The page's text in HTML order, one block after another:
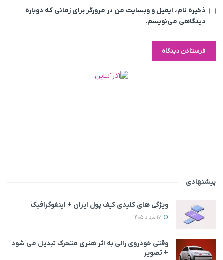
ذخیره نام، ایمیل و وبسایت من در مرورگر برای زمانی که دوباره
دیدگاهی می‌نویسم.
پیشنهادی
ویژگی های کلیدی کیف پول ایران + اینفوگرافیک
وقتی خودروی رالی به اثر هنری متحرک تبدیل می‌ شود
+ تصویر